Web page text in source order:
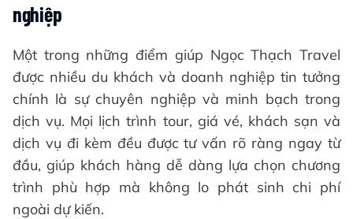
nghiệp
Một trong những điểm giúp Ngọc Thạch Travel
được nhiều du khách và doanh nghiệp tin tưởng
chính là sự chuyên nghiệp và minh bạch trong
dịch vụ. Mọi lịch trình tour, giá vé, khách sạn và
dịch vụ đi kèm đều được tư vấn rõ ràng ngay từ
đầu, giúp khách hàng dễ dàng lựa chọn chương
trình phù hợp mà không lo phát sinh chi phí
ngoài dự kiến.